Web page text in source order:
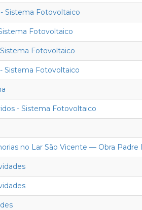
Sistema Fotovoltaico
Fotovoltaico
Fotovoltaico
Sistema Fotovoltaico
- Sistema Fotovoltaico
no Lar São Vicente — Obra